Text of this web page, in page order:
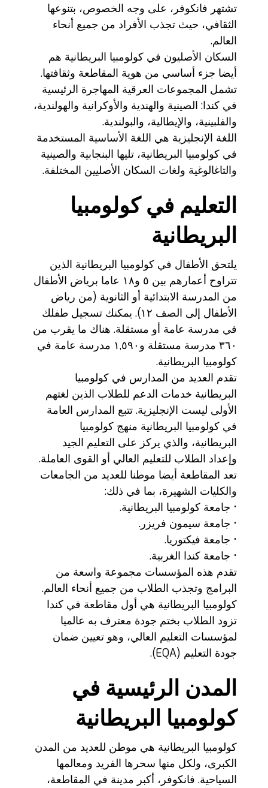
تشتهر فانكوفر، على وجه الخصوص، بتنوعها
الثقافي، حيث تجذب الأفراد من جميع أنحاء
العالم.
السكان الأصليون في كولومبيا البريطانية هم
أيضا جزء أساسي من هوية المقاطعة وثقافتها.
تشمل المجموعات العرقية المهاجرة الرئيسية
في كندا: الصينية والهندية والأوكرانية والهولندية،
والفلبينية، والإيطالية، والبولندية.
اللغة الإنجليزية هي اللغة الأساسية المستخدمة
في كولومبيا البريطانية، تليها البنجابية والصينية
والتاغالوغية ولغات السكان الأصليين المختلفة.
التعليم في كولومبيا
البريطانية
يلتحق الأطفال في كولومبيا البريطانية الذين
تتراوح أعمارهم بين ٥ و١٨ عاما برياض الأطفال
من المدرسة الابتدائية أو الثانوية (من رياض
الأطفال إلى الصف ١٢). يمكنك تسجيل طفلك
في مدرسة عامة أو مستقلة. هناك ما يقرب من
٣٦٠ مدرسة مستقلة و١,٥٩٠ مدرسة عامة في
كولومبيا البريطانية.
تقدم العديد من المدارس في كولومبيا
البريطانية خدمات الدعم للطلاب الذين لغتهم
الأولى ليست الإنجليزية. تتبع المدارس العامة
في كولومبيا البريطانية منهج كولومبيا
البريطانية، والذي يركز على التعليم الجيد
وإعداد الطلاب للتعليم العالي أو القوى العاملة.
تعد المقاطعة أيضا موطنا للعديد من الجامعات
والكليات الشهيرة، بما في ذلك:
• جامعة كولومبيا البريطانية.
• جامعة سيمون فريزر.
• جامعة فيكتوريا.
• جامعة كندا الغربية.
تقدم هذه المؤسسات مجموعة واسعة من
البرامج وتجذب الطلاب من جميع أنحاء العالم.
كولومبيا البريطانية هي أول مقاطعة في كندا
تزود الطلاب بختم جودة معترف به عالميا
لمؤسسات التعليم العالي، وهو تعيين ضمان
جودة التعليم (EQA).
المدن الرئيسية في
كولومبيا البريطانية
كولومبيا البريطانية هي موطن للعديد من المدن
الكبرى، ولكل منها سحرها الفريد ومعالمها
السياحية. فانكوفر، أكبر مدينة في المقاطعة،